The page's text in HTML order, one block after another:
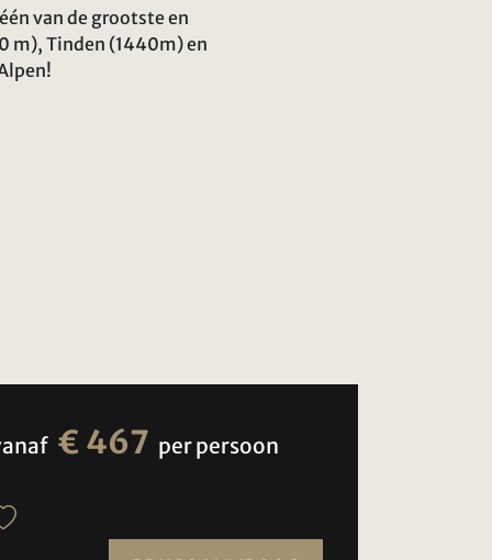
van de grootste en
m), Tinden (1440m) en
€ 467 per persoon